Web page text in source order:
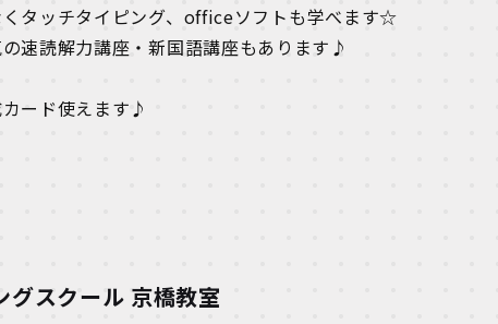
タッチタイピング、officeソフトも学べます☆
速読解力講座・新国語講座もあります♪
ード使えます♪
グスクール 京橋教室